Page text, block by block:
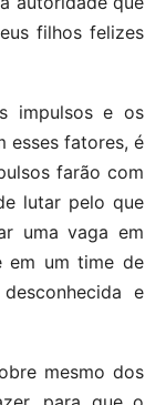
filhos felizes
impulsos e os
esses fatores, é
farão com
lutar pelo que
uma vaga em
em um time de
e
mesmo dos